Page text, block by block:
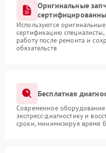
Оригинальные
Используются
сертификацию
работу после ремонта и
обязательств
Бесплатная
Современное
экспресс-диагностику и
сроки, минимизируя время